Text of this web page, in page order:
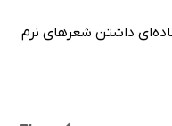
داشتن شعرهای نرم